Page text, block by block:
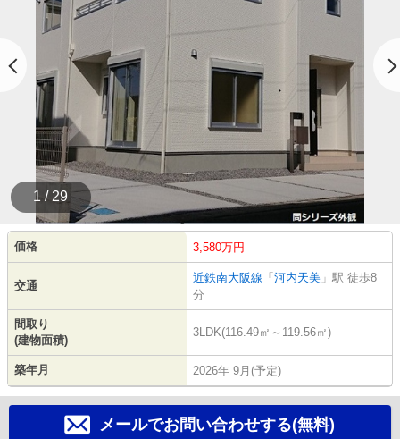
1 / 29
価格 3,580万円
交通
近鉄南大阪線 「 河内天美 」駅 徒歩8
分
間取り
(建物面積)
3LDK(116.49㎡～119.56㎡)
築年月 2026年 9月(予定)
メールでお問い合わせする(無料)